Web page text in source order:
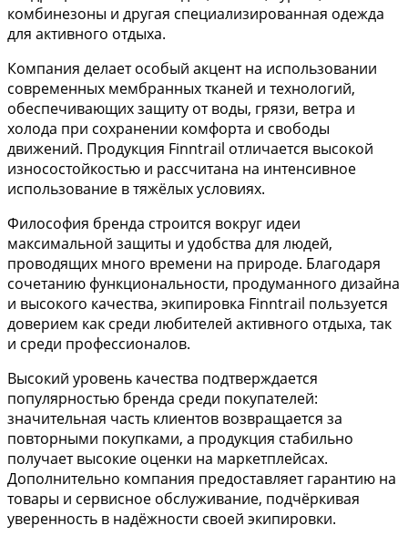
комбинезоны и другая специализированная одежда
для активного отдыха.
Компания делает особый акцент на использовании
современных мембранных тканей и технологий,
обеспечивающих защиту от воды, грязи, ветра и
холода при сохранении комфорта и свободы
движений. Продукция Finntrail отличается высокой
износостойкостью и рассчитана на интенсивное
использование в тяжёлых условиях.
Философия бренда строится вокруг идеи
максимальной защиты и удобства для людей,
проводящих много времени на природе. Благодаря
сочетанию функциональности, продуманного дизайна
и высокого качества, экипировка Finntrail пользуется
доверием как среди любителей активного отдыха, так
и среди профессионалов.
Высокий уровень качества подтверждается
популярностью бренда среди покупателей:
значительная часть клиентов возвращается за
повторными покупками, а продукция стабильно
получает высокие оценки на маркетплейсах.
Дополнительно компания предоставляет гарантию на
товары и сервисное обслуживание, подчёркивая
уверенность в надёжности своей экипировки.